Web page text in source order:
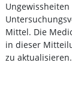
Mittel. Die
in dieser
zu aktualisieren.